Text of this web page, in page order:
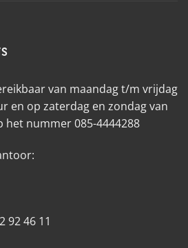
van maandag t/m vrijdag
en op zaterdag en zondag van
het nummer 085-4444288
92 46 11